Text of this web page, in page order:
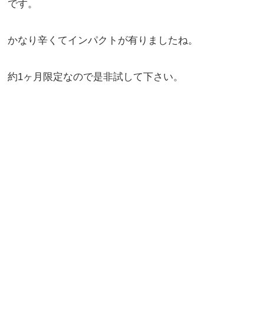
です。
かなり辛くてインパクトが有りましたね。
約1ヶ月限定なので是非試して下さい。